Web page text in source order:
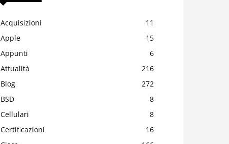
Acquisizioni
11
Apple
15
Appunti
6
Attualità
216
Blog
272
BSD
8
Cellulari
8
Certificazioni
16